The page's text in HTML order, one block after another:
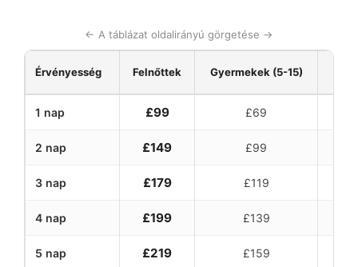
← A táblázat oldalirányú görgetése →
Érvényesség Felnőttek Gyermekek (5-15)
1 nap £99 £69
2 nap £149 £99
3 nap £179 £119
4 nap £199 £139
5 nap £219 £159